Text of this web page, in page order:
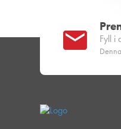
Fyll i